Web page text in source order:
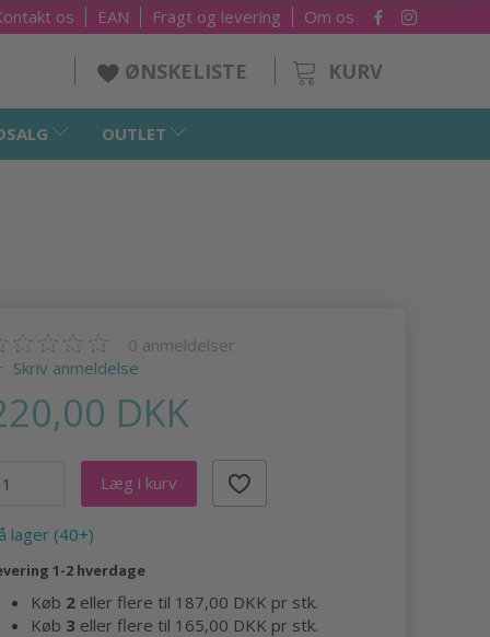
Om os
Fragt og levering
EAN
os
KURV
ØNSKELISTE
OUTLET
0 anmeldelser
Skriv anmeldelse
DKK
Læg i kurv
lager (40+)
1-2 hverdage
Køb 2eller flere til 187,00 DKK pr stk.
Køb 3 eller flere til 165,00 DKK pr stk.